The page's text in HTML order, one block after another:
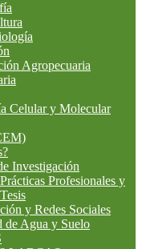
Agropecuaria
Celular y Molecular
Investigación
Profesionales y
y Redes Sociales
de Agua y Suelo